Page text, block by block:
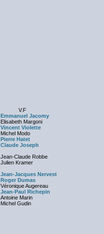
V.F
Emmanuel Jacomy
Elisabeth Margoni
Vincent Violette
Michel Modo
Pierre Hatet
Claude Joseph
Jean-Claude Robbe
Julien Kramer
Jean-Jacques Nervest
Roger Dumas
Véronique Augereau
Jean-Paul Richepin
Antoine Marin
Michel Gudin